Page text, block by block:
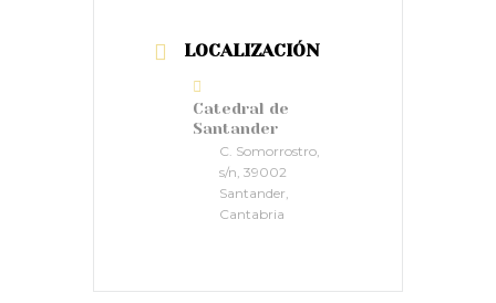
LOCALIZACIÓN
Catedral de
Santander
C. Somorrostro,
s/n, 39002
Santander,
Cantabria